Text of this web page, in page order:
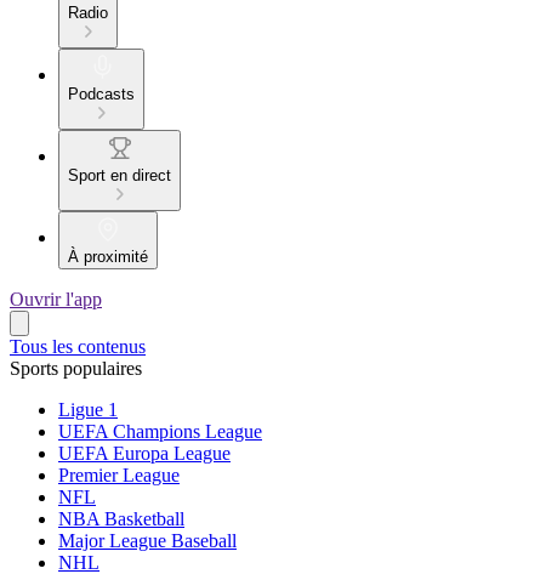
Radio
Podcasts
Sport en direct
À proximité
Ouvrir l'app
Tous les contenus
Sports populaires
Ligue 1
UEFA Champions League
UEFA Europa League
Premier League
NFL
NBA Basketball
Major League Baseball
NHL